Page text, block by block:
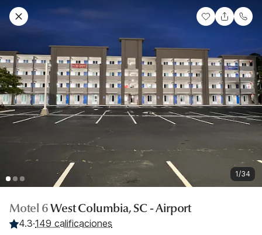
1/34
Motel 6West Columbia, SC - Airport
4.3·149 calificaciones